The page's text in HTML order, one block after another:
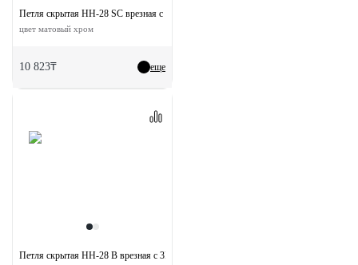
еще
Петля скрытая HH-28 SC врезная с 3D-регулировкой вес полотна до 40 кг
цвет матовый хром
10 823₸
Петля скрытая HH-28 B врезная с 3D-регулировкой вес полотна до 40 кг